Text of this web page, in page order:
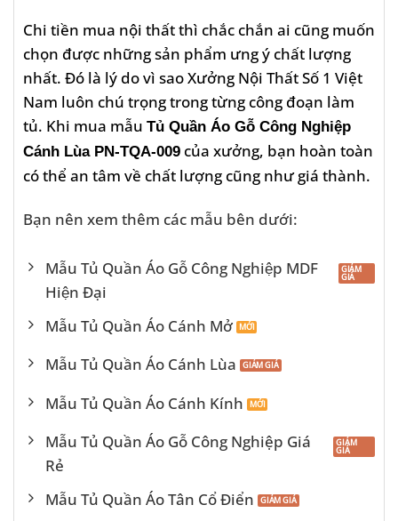
Chi tiền mua nội thất thì chắc chắn ai cũng muốn
chọn được những sản phẩm ưng ý chất lượng
nhất. Đó là lý do vì sao Xưởng Nội Thất Số 1 Việt
Nam luôn chú trọng trong từng công đoạn làm
tủ. Khi mua mẫu Tủ Quần Áo Gỗ Công Nghiệp
Cánh Lùa PN-TQA-009 của xưởng, bạn hoàn toàn
có thể an tâm về chất lượng cũng như giá thành.
Bạn nên xem thêm các mẫu bên dưới:
Mẫu Tủ Quần Áo Gỗ Công Nghiệp MDF
Hiện Đại
Mẫu Tủ Quần Áo Cánh Mở
Mẫu Tủ Quần Áo Cánh Lùa
Mẫu Tủ Quần Áo Cánh Kính
Mẫu Tủ Quần Áo Gỗ Công Nghiệp Giá
Rẻ
Mẫu Tủ Quần Áo Tân Cổ Điển